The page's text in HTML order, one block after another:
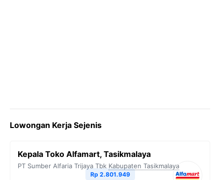
Lowongan Kerja Sejenis
Kepala Toko Alfamart, Tasikmalaya
PT Sumber Alfaria Trijaya Tbk Kabupaten Tasikmalaya
Rp 2.801.949